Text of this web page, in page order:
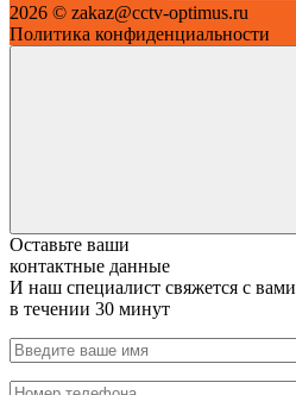
2026 © zakaz@cctv-optimus.ru
Политика конфиденциальности
Оставьте ваши
контактные данные
И наш специалист свяжется с вами
в течении 30 минут